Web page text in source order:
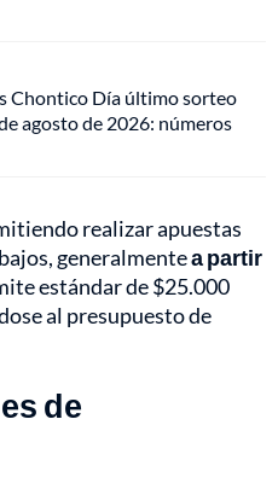
Chontico Día último sorteo
agosto de 2026: números
realizar apuestas
generalmentea partir
estándar de $25.000
al presupuesto de
de